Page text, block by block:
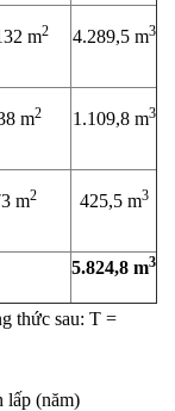
m2 4.289,5 m3
m2 1.109,8 m3
m2 425,5 m3
5.824,8 m3
thức sau: T =
lấp (năm)